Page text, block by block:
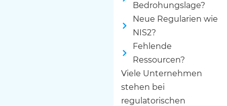
Bedrohungslage?
Neue Regularien wie
NIS2?
Fehlende
Ressourcen?
Viele Unternehmen
stehen bei
regulatorischen